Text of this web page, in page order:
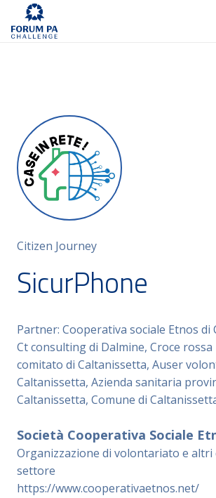
Citizen Journey
SicurPhone
Partner: Cooperativa sociale Etnos di
Ct consulting di Dalmine, Croce rossa
comitato di Caltanissetta, Auser
Caltanissetta, Azienda sanitaria
Caltanissetta, Comune di
Società Cooperativa Sociale
Organizzazione di volontariato e altri
settore
https://www.cooperativaetnos.net/